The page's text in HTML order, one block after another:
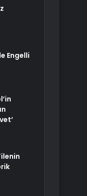
Engelli